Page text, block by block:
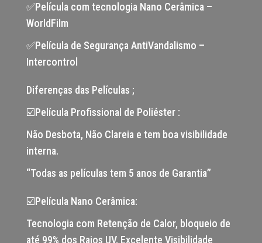
✅Película com tecnologia Nano Cerâmica –
WorldFilm
✅Película de Segurança AntiVandalismo –
Intercontrol
Diferenças das Películas ;
☑️Película Profissional de Poliéster :
Não Desbota, Não Clareia e tem boa visibilidade
interna.
“Todas as películas tem 5 anos de Garantia”
☑️Película Nano Cerâmica:
Tecnologia com Retenção de Calor, bloqueio de
até 99% dos Raios UV, Excelente Visibilidade